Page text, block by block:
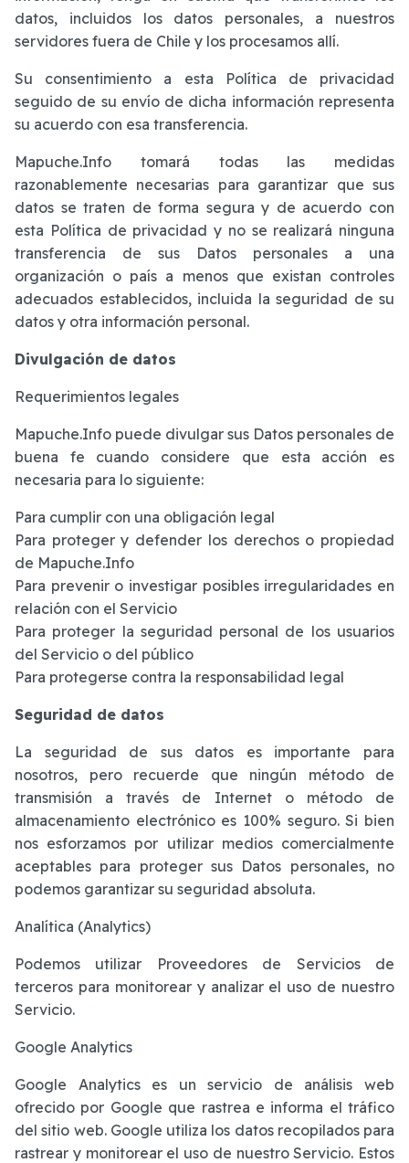
datos, incluidos los datos personales, a nuestros
servidores fuera de Chile y los procesamos allí.
Su consentimiento a esta Política de privacidad
seguido de su envío de dicha información representa
su acuerdo con esa transferencia.
Mapuche.Info tomará todas las medidas
razonablemente necesarias para garantizar que sus
datos se traten de forma segura y de acuerdo con
esta Política de privacidad y no se realizará ninguna
transferencia de sus Datos personales a una
organización o país a menos que existan controles
adecuados establecidos, incluida la seguridad de su
datos y otra información personal.
Divulgación de datos
Requerimientos legales
Mapuche.Info puede divulgar sus Datos personales de
buena fe cuando considere que esta acción es
necesaria para lo siguiente:
Para cumplir con una obligación legal
Para proteger y defender los derechos o propiedad
de Mapuche.Info
Para prevenir o investigar posibles irregularidades en
relación con el Servicio
Para proteger la seguridad personal de los usuarios
del Servicio o del público
Para protegerse contra la responsabilidad legal
Seguridad de datos
La seguridad de sus datos es importante para
nosotros, pero recuerde que ningún método de
transmisión a través de Internet o método de
almacenamiento electrónico es 100% seguro. Si bien
nos esforzamos por utilizar medios comercialmente
aceptables para proteger sus Datos personales, no
podemos garantizar su seguridad absoluta.
Analítica (Analytics)
Podemos utilizar Proveedores de Servicios de
terceros para monitorear y analizar el uso de nuestro
Servicio.
Google Analytics
Google Analytics es un servicio de análisis web
ofrecido por Google que rastrea e informa el tráfico
del sitio web. Google utiliza los datos recopilados para
rastrear y monitorear el uso de nuestro Servicio. Estos